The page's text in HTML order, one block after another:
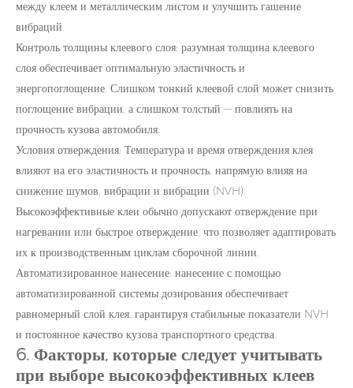
между клеем и металлическим листом и улучшить гашение
вибраций.
Контроль толщины клеевого слоя: разумная толщина клеевого
слоя обеспечивает оптимальную эластичность и
энергопоглощение. Слишком тонкий клеевой слой может снизить
поглощение вибрации, а слишком толстый — повлиять на
прочность кузова автомобиля.
Условия отверждения: Температура и время отверждения клея
влияют на его эластичность и прочность, напрямую влияя на
снижение шумов, вибрации и вибрации (NVH).
Высокоэффективные клеи обычно допускают отверждение при
нагревании или быстрое отверждение, что позволяет адаптировать
их к производственным циклам сборочной линии.
Автоматизированное нанесение: нанесение с помощью
автоматизированной системы дозирования обеспечивает
равномерный слой клея, гарантируя стабильные показатели NVH
и постоянное качество кузова транспортного средства.
6. Факторы, которые следует учитывать
при выборе высокоэффективных клеев